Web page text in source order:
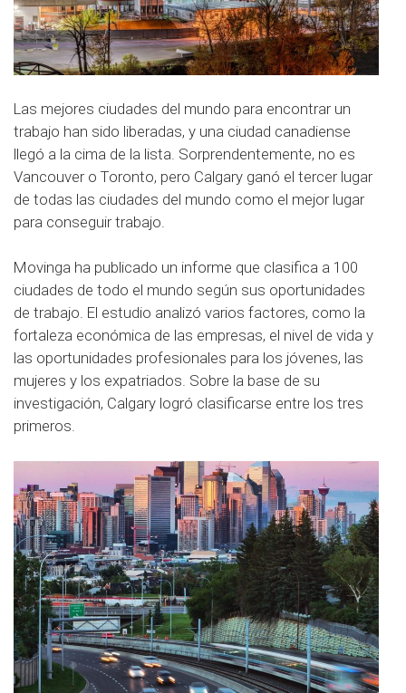
Las mejores ciudades del mundo para encontrar un
trabajo han sido liberadas, y una ciudad canadiense
llegó a la cima de la lista. Sorprendentemente, no es
Vancouver o Toronto, pero Calgary ganó el tercer lugar
de todas las ciudades del mundo como el mejor lugar
para conseguir trabajo.
Movinga ha publicado un informe que clasifica a 100
ciudades de todo el mundo según sus oportunidades
de trabajo. El estudio analizó varios factores, como la
fortaleza económica de las empresas, el nivel de vida y
las oportunidades profesionales para los jóvenes, las
mujeres y los expatriados. Sobre la base de su
investigación, Calgary logró clasificarse entre los tres
primeros.